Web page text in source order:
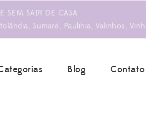
SEM SAIR DE CASA
Sumaré, Paulínia, Valinhos,
Blog Contato